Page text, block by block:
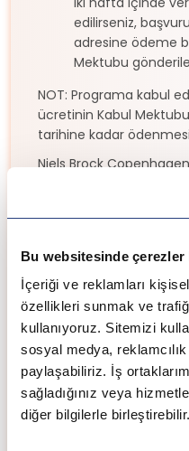
Bu websitesinde çerezler
İçeriği ve reklamları
özellikleri sunmak ve
kullanıyoruz. Sitemizi
sosyal medya,
paylaşabiliriz. İş
sağladığınız veya
diğer bilgilerle birleştirebilir.
edilirseniz,
adresine ödeme
Mektubu
NOT: Programa kabul
ücretinin Kabul
tarihine kadar
Niels Brock
aldıktan sonra bir hafta
oturma izni başvuru
prosedürüne
Yüksek Lisans
İşletme, finans
Lisans derecesi,
ortalama puan,
ortalaması.
IELTS akademik:
üzere toplam
58-64. Test